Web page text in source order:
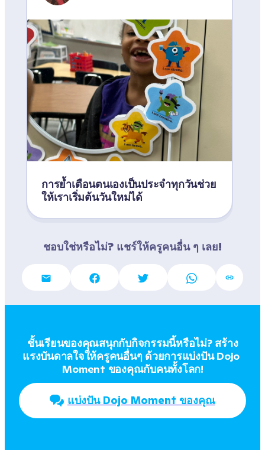
การย้ำเตือนตนเองเป็นประจำทุกวันช่วย
ให้เราเริ่มต้นวันใหม่ได้
ชอบใช่หรือไม่? แชร์ให้ครูคนอื่น ๆ เลย!
ชั้นเรียนของคุณสนุกกับกิจกรรมนี้หรือไม่? สร้าง
แรงบันดาลใจให้ครูคนอื่นๆ ด้วยการแบ่งปัน Dojo
Moment ของคุณกับคนทั้งโลก!
แบ่งปัน Dojo Moment ของคุณ